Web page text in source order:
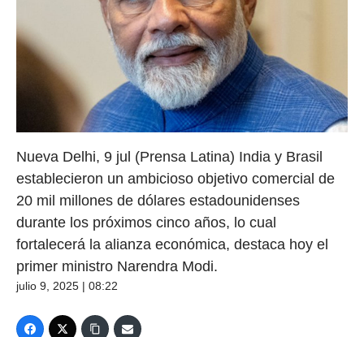
Nueva Delhi, 9 jul (Prensa Latina) India y Brasil
establecieron un ambicioso objetivo comercial de
20 mil millones de dólares estadounidenses
durante los próximos cinco años, lo cual
fortalecerá la alianza económica, destaca hoy el
primer ministro Narendra Modi.
julio 9, 2025 | 08:22